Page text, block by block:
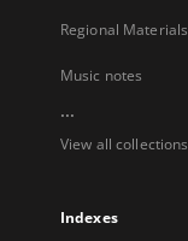
Regional Materials
Music notes
...
View all collections
Indexes